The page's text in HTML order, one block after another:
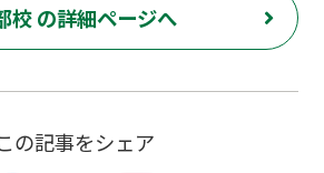
校 の詳細ページへ
の記事をシェア